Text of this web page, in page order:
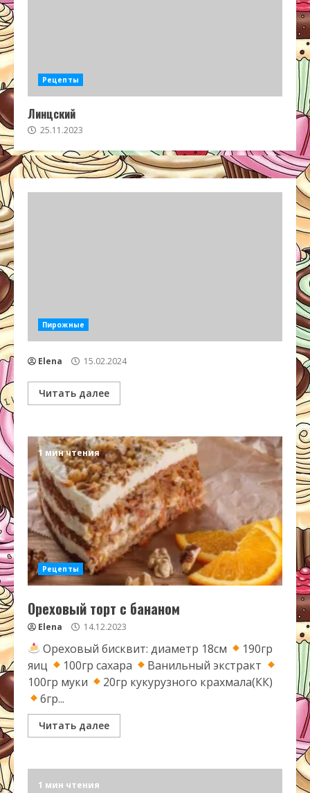
Рецепты
Линцский
25.11.2023
Пирожные
Elena 15.02.2024
Читать далее
1 мин чтения
Рецепты
Ореховый торт с бананом
Elena 14.12.2023
Ореховый бисквит: диаметр 18см
190гр
яиц
100гр сахара
Ванильный экстракт
100гр муки
20гр кукурузного крахмала(КК)
6гр...
Читать далее
1 мин чтения